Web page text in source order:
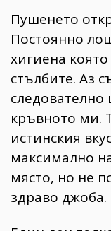
Пушенето
Постоянно
хигиена
стълбите. Аз
кръвното ми.
истинския
максимално
място, но не
здраво джоба.